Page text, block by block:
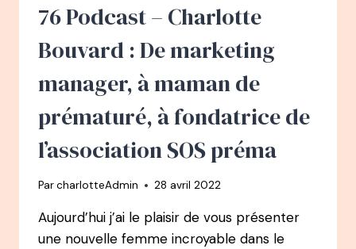
L’ASSOCIATION
–
QUAND
UN
CANCER
TRANSFORME
VIE
43
76 Podcast – Charlotte
Bouvard : De marketing
manager, à maman de
prématuré, à fondatrice de
l’association SOS préma
ParcharlotteAdmin 28 avril 2022
Aujourd’hui j’ai le plaisir de vous présenter
une nouvelle femme incroyable dans le